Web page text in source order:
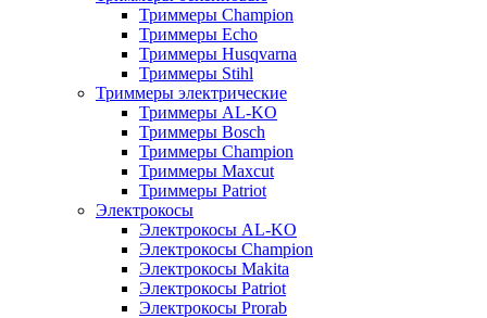
Триммеры Champion
Триммеры Echo
Триммеры Husqvarna
Триммеры Stihl
Триммеры электрические
Триммеры AL-KO
Триммеры Bosch
Триммеры Champion
Триммеры Maxcut
Триммеры Patriot
Электрокосы
Электрокосы AL-KO
Электрокосы Champion
Электрокосы Makita
Электрокосы Patriot
Электрокосы Prorab